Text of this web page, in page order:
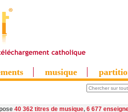
musique
40 362 titres de musique, 6 677